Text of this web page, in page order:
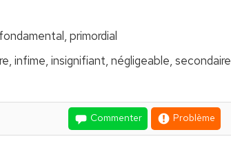
primordial
infime, insignifiant, négligeable, secondaire
Commenter Problème